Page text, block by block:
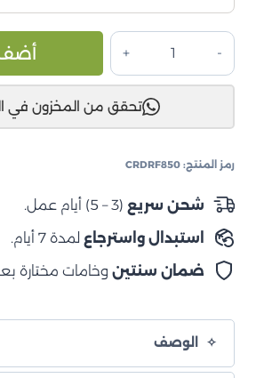
كمية
أدراج
تخزين
WD-
850
مزود
متحرك
مفرد
أضف
تحقق من المخزون في
رمز المنتج: CRDRF850
شحن سريع (3 – 5) أيام عمل.
استبدال واسترجاع لمدة 7 أيام.
ضمان سنتين وخامات مختارة
الوصف